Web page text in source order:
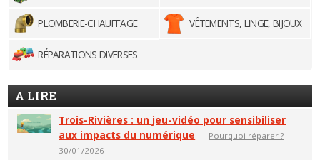
PLOMBERIE-CHAUFFAGE VÊTEMENTS, LINGE, BIJOUX
RÉPARATIONS DIVERSES
A LIRE
Trois-Rivières : un jeu-vidéo pour sensibiliser
aux impacts du numérique — Pourquoi réparer ? —
30/01/2026